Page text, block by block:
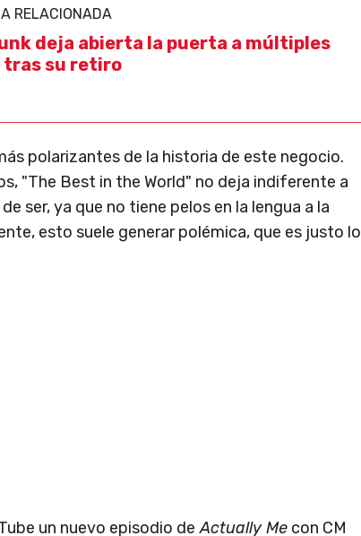
RELACIONADA
deja abierta la puerta a múltiples
tras su retiro
polarizantes de la historia de este negocio.
"The Best in the World" no deja indiferente a
ser, ya que no tiene pelos en la lengua a la
esto suele generar polémica, que es justo lo
un nuevo episodio de Actually Me con CM